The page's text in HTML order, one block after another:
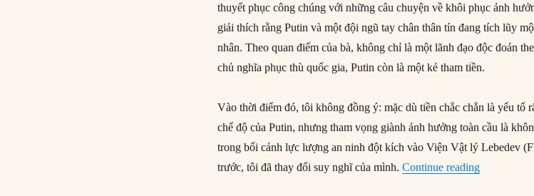
thuyết phục công chúng với những câu chuyện về khôi phục ảnh
giải thích rằng Putin và một đội ngũ tay chân thân tín đang tích lũy
nhân. Theo quan điểm của bà, không chỉ là một lãnh đạo độc đoán
chủ nghĩa phục thù quốc gia, Putin còn là một kẻ tham tiền.
Vào thời điểm đó, tôi không đồng ý: mặc dù tiền chắc chắn là yếu tố
chế độ của Putin, nhưng tham vọng giành ảnh hưởng toàn cầu là
trong bối cảnh lực lượng an ninh đột kích vào Viện Vật lý Lebedev
trước, tôi đã thay đổi suy nghĩ của mình.Continue reading“Khát vọng